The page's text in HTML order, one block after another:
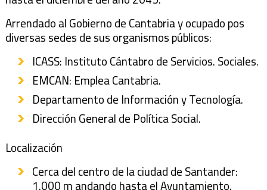
Arrendado al Gobierno de Cantabria y ocupado pos
diversas sedes de sus organismos públicos:
ICASS: Instituto Cántabro de Servicios. Sociales.
EMCAN: Emplea Cantabria.
Departamento de Información y Tecnología.
Dirección General de Política Social.
Localización
Cerca del centro de la ciudad de Santander: